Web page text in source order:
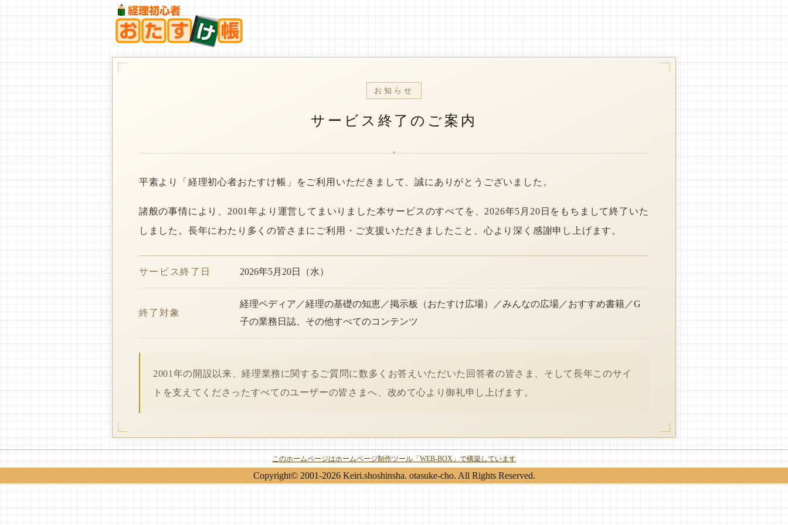
お知らせ
サービス終了のご案内
*
平素より「経理初心者おたすけ帳」をご利用いただきまして、誠にありがとうございました。
諸般の事情により、2001年より運営してまいりました本サービスのすべてを、2026年5月20日をもちまして終了いた
しました。長年にわたり多くの皆さまにご利用・ご支援いただきましたこと、心より深く感謝申し上げます。
サービス終了日 2026年5月20日（水）
終了対象
経理ペディア／経理の基礎の知恵／掲示板（おたすけ広場）／みんなの広場／おすすめ書籍／G
子の業務日誌、その他すべてのコンテンツ
2001年の開設以来、経理業務に関するご質問に数多くお答えいただいた回答者の皆さま、そして長年このサイ
トを支えてくださったすべてのユーザーの皆さまへ、改めて心より御礼申し上げます。
このホームページはホームページ制作ツール「WEB-BOX」で構築しています
Copyright© 2001-2026 Keiri.shoshinsha. otasuke-cho. All Rights Reserved.